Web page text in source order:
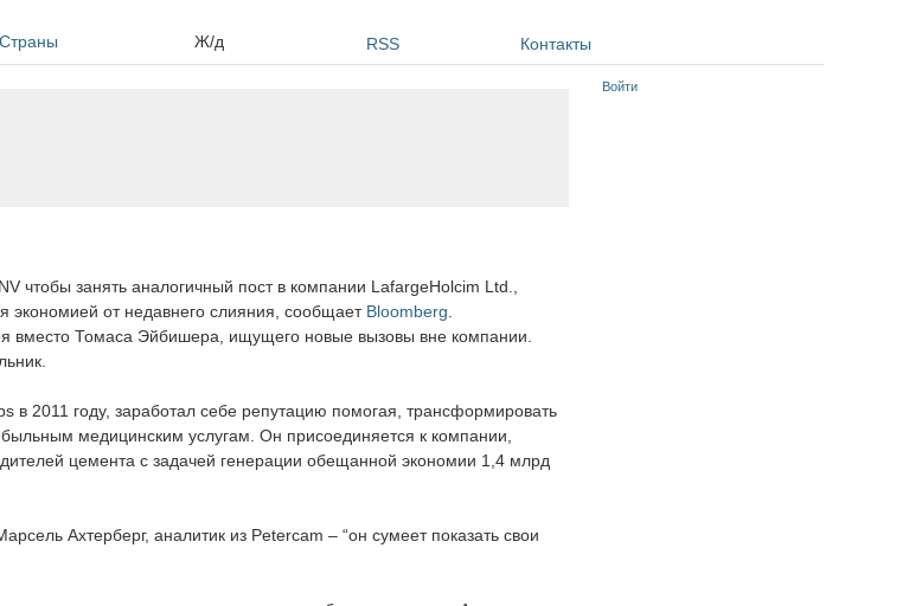
Страны Ж/д RSS Контакты
чтобы занять аналогичный пост в компании LafargeHolcim Ltd.,
экономией от недавнего слияния, сообщает Bloomberg
вместо Томаса Эйбишера, ищущего новые вызовы вне компании.
в 2011 году, заработал себе репутацию помогая, трансформировать
медицинским услугам. Он присоединяется к компании,
цемента с задачей генерации обещанной экономии 1,4 млрд
Ахтерберг, аналитик из Petercam – “он сумеет показать свои
Войти